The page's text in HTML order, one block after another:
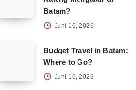
Batam?
Juni 16, 2026
Budget Travel in Batam:
Where to Go?
Juni 16, 2026